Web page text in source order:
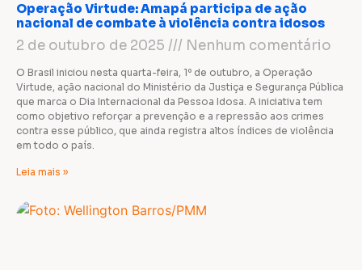
Operação Virtude: Amapá participa de ação
nacional de combate à violência contra idosos
2 de outubro de 2025 Nenhum comentário
O Brasil iniciou nesta quarta-feira, 1º de outubro, a Operação
Virtude, ação nacional do Ministério da Justiça e Segurança Pública
que marca o Dia Internacional da Pessoa Idosa. A iniciativa tem
como objetivo reforçar a prevenção e a repressão aos crimes
contra esse público, que ainda registra altos índices de violência
em todo o país.
Leia mais »